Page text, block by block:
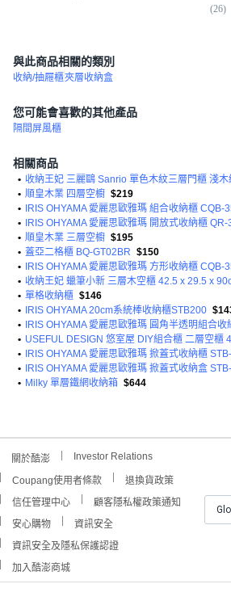
(26)
與此商品相關的類別
收納/抽屜櫃夾層收納盒
您可能會喜歡的其他產品
隔間屏風櫃
相關商品
•
• 順皇木業 四層空櫥 $219
•
IRIS OHYAMA 愛麗思歐雅瑪 組合收納櫃 CQB-
•
IRIS OHYAMA 愛麗思歐雅瑪 開放式收納櫃 QR-
• 順皇木業 三層空櫥 $195
• 蓋亞二格櫃 BQ-GT02BR $150
•
IRIS OHYAMA 愛麗思歐雅瑪 方形收納櫃 CQB-
• 收納王妃 蠟筆小新 三層木空櫃 42.5 x 29.5 x
• 單格收納櫃 $146
•
IRIS OHYAMA 20cm系統棒收納櫃STB200
•
IRIS OHYAMA 愛麗思歐雅瑪 圓角半透明組合
• USEFUL DESIGN 悠室屋 DIY組合櫃 二層空櫃
•
IRIS OHYAMA 愛麗思歐雅瑪 掀蓋式收納櫃
•
IRIS OHYAMA 愛麗思歐雅瑪 掀蓋式收納盒
• Milky 單層鐵網收納箱 $644
關於酷澎 Investor Relations
Coupang使用者條款
退換貨政策
信任管理中心
顧客隱私權政策通知
安心購物
資訊安全
資訊安全及隱私保護認證
加入酷澎商城